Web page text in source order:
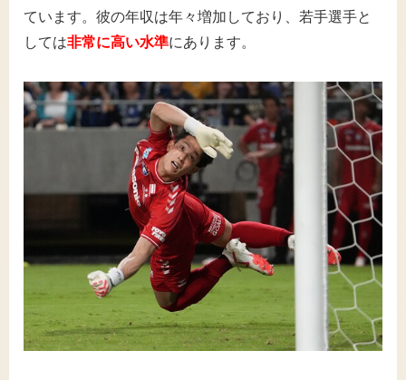
ています。彼の年収は年々増加しており、若手選手と
しては非常に高い水準にあります。